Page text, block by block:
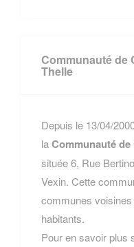
Communauté de
Thelle
Depuis le 13/04/
laCommunauté
située 6, Rue
Vexin. Cette
communes
habitants.
Pour en savoir plus